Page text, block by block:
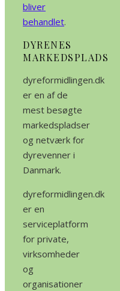
bliver
behandlet.
DYRENES
MARKEDSPLADS
dyreformidlingen.dk
er en af de
mest besøgte
markedspladser
og netværk for
dyrevenner i
Danmark.
dyreformidlingen.dk
er en
serviceplatform
for private,
virksomheder
og
organisationer